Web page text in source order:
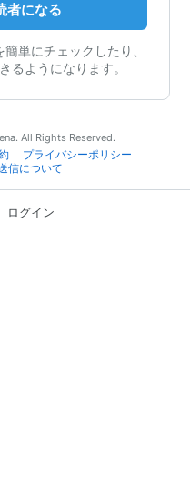
者になる
単にチェックしたり、
るようになります。
All Rights Reserved.
プライバシーポリシー
信について
ログイン